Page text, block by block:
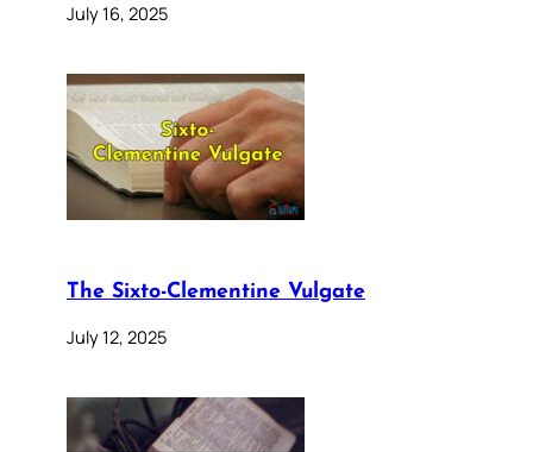
July 16, 2025
The Sixto-Clementine Vulgate
July 12, 2025